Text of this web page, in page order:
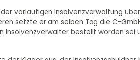
vorläufigen Insolvenzverwaltung
setzte er am selben Tag die C-
Insolvenzverwalter bestellt worden sei